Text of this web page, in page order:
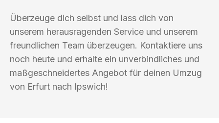
Überzeuge dich selbst und lass dich von
unserem herausragenden Service und unserem
freundlichen Team überzeugen. Kontaktiere uns
noch heute und erhalte ein unverbindliches und
maßgeschneidertes Angebot für deinen Umzug
von Erfurt nach Ipswich!